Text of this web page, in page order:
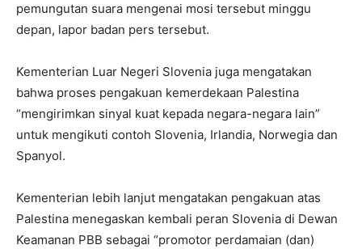
pemungutan suara mengenai mosi tersebut minggu
depan, lapor badan pers tersebut.
Kementerian Luar Negeri Slovenia juga mengatakan
bahwa proses pengakuan kemerdekaan Palestina
“mengirimkan sinyal kuat kepada negara-negara lain”
untuk mengikuti contoh Slovenia, Irlandia, Norwegia dan
Spanyol.
Kementerian lebih lanjut mengatakan pengakuan atas
Palestina menegaskan kembali peran Slovenia di Dewan
Keamanan PBB sebagai “promotor perdamaian (dan)